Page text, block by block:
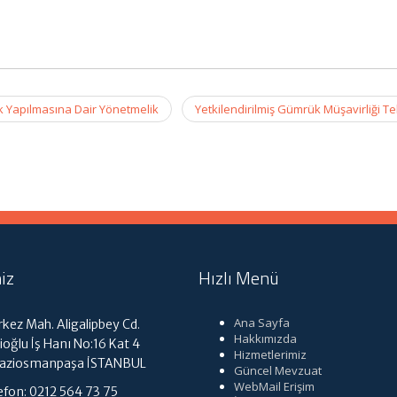
Dair Yönetmelik Yetkilendirilmiş Gümrük Müşavirliği
Mah. Aligalipbey Cd.
İş Hanı No:16 Kat 4
İSTANBUL
0212 564 73 75
Hızlı Menü
Ana Sayfa
Hakkımızda
Hizmetlerimiz
Güncel Mevzuat
WebMail Erişim